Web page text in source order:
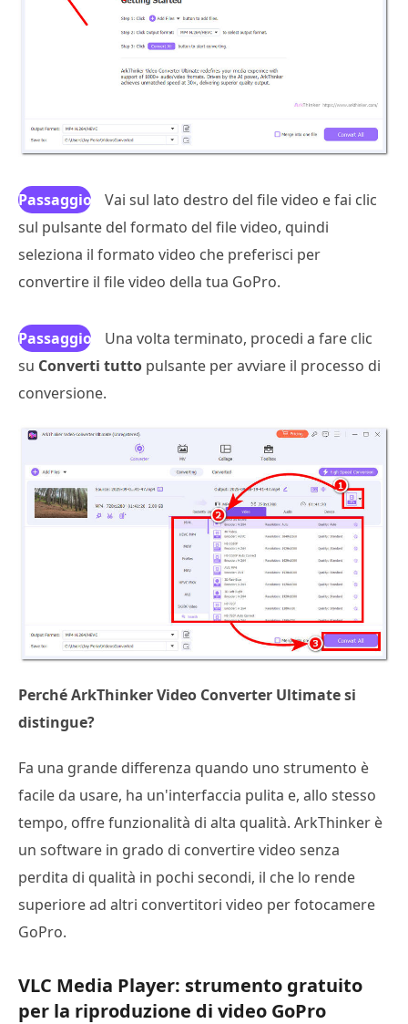
Passaggio
3
Vai sul lato destro del file video e fai clic
sul pulsante del formato del file video, quindi
seleziona il formato video che preferisci per
convertire il file video della tua GoPro.
Passaggio
4
Una volta terminato, procedi a fare clic
su Converti tutto pulsante per avviare il processo di
conversione.
Perché ArkThinker Video Converter Ultimate si
distingue?
Fa una grande differenza quando uno strumento è
facile da usare, ha un'interfaccia pulita e, allo stesso
tempo, offre funzionalità di alta qualità. ArkThinker è
un software in grado di convertire video senza
perdita di qualità in pochi secondi, il che lo rende
superiore ad altri convertitori video per fotocamere
GoPro.
VLC Media Player: strumento gratuito
per la riproduzione di video GoPro